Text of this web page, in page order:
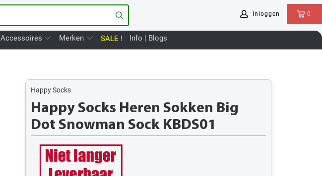
0
Inloggen
Accessoires Merken SALE ! Info | Blogs
Happy Socks
Happy Socks Heren Sokken Big
Dot Snowman Sock KBDS01